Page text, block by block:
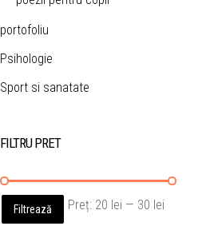
portofoliu
Psihologie
Sport si sanatate
FILTRU PRET
minim
maxim
Filtrează Preț: 20 lei — 30 lei